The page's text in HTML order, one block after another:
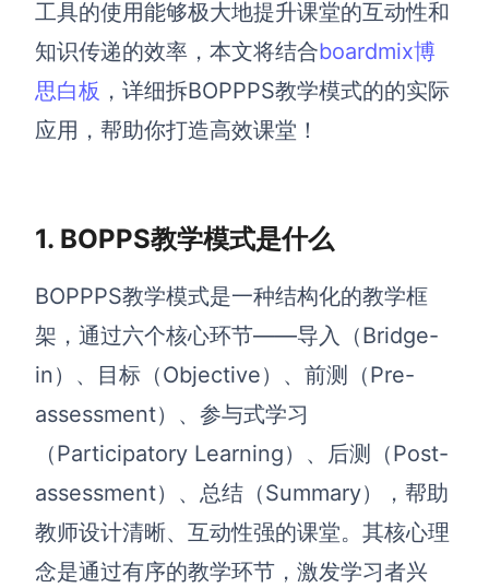
AI生成PPT，支持在线编辑
资源与下载
向团队介绍
客户端、插件
解决方案
高效协作
在线绘图
工具的使用能够极大地提升课堂的互动性和
知识传递的效率，本文将结合boardmix博
思白板 ，详细拆BOPPPS教学模式的的实际
应用，帮助你打造高效课堂！
1. BOPPS教学模式是什么
BOPPPS教学模式是一种结构化的教学框
架，通过六个核心环节——导入（Bridge-
in）、目标（Objective）、前测（Pre-
assessment）、参与式学习
（Participatory Learning）、后测（Post-
assessment）、总结（Summary），帮助
教师设计清晰、互动性强的课堂。其核心理
念是通过有序的教学环节，激发学习者兴